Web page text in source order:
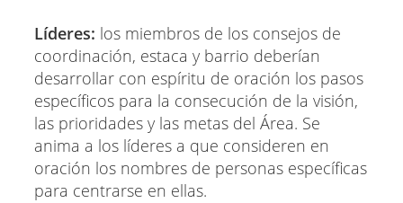
Líderes: los miembros de los consejos de
coordinación, estaca y barrio deberían
desarrollar con espíritu de oración los pasos
específicos para la consecución de la visión,
las prioridades y las metas del Área. Se
anima a los líderes a que consideren en
oración los nombres de personas específicas
para centrarse en ellas.